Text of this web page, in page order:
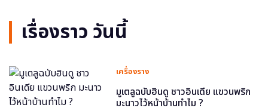
เรื่องราว วันนี้
เครื่องราง
มูเตลูฉบับฮินดู ชาวอินเดีย แขวนพริก
มะนาวไว้หน้าบ้านทำไม ?